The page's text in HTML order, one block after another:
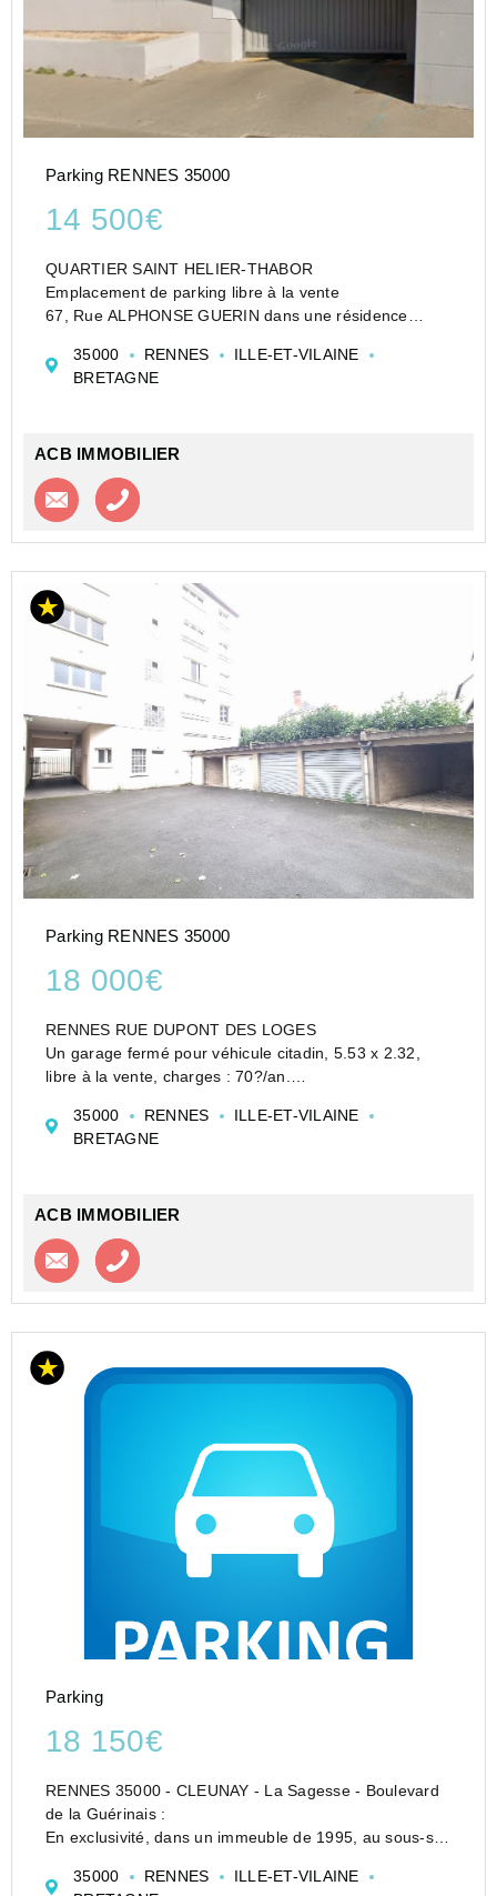
Parking RENNES 35000
14 500€
QUARTIER SAINT HELIER-THABOR
Emplacement de parking libre à la vente
67, Rue ALPHONSE GUERIN dans une résidence
FORFAIT d'honoraires d'agence: 2000 ? ttc.
Honoraires inclus de 20.83% TTC à la charge de
35000 RENNES
ILLE-ET-VILAINE
BRETAGNE
ACB IMMOBILIER
Contacter l'agence
Parking RENNES 35000
18 000€
RENNES RUE DUPONT DES LOGES
Un garage fermé pour véhicule citadin, 5.53 x 2.32,
libre à la vente, charges : 70?/an.
FORFAIT : 4 000? soit18 000? frais d'agence inclus
Bien non soumis au DPE
35000 RENNES
ILLE-ET-VILAINE
BRETAGNE
ACB IMMOBILIER
Contacter l'agence
Parking
18 150€
RENNES 35000 - CLEUNAY - La Sagesse - Boulevard
de la Guérinais :
En exclusivité, dans un immeuble de 1995, au sous-sol,
portail.35000 RENNES
ILLE-ET-VILAINE